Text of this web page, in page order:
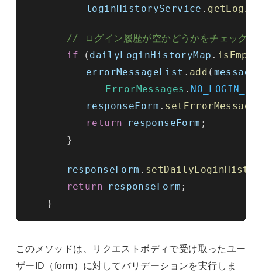
loginHistoryService .
// ログイン履歴が空かどうかをチェック
if
( dailyLoginHistoryMap . isEmpty
errorMessageList . add (
ErrorMessages .
responseForm .
return
responseForm ;
}
responseForm .
return responseForm ;
}
このメソッドは、リクエストボディで受け取ったユー
ザーID（form）に対してバリデーションを実行しま